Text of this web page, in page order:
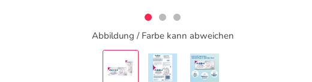
Abbildung / Farbe kann abweichen